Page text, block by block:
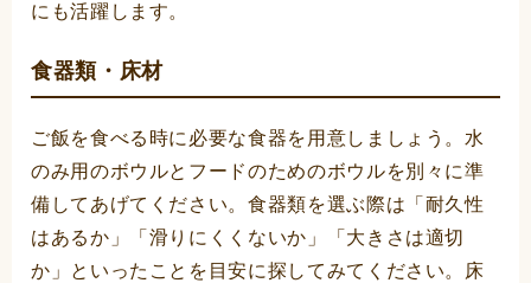
にも活躍します。
食器類・床材
ご飯を食べる時に必要な食器を用意しましょう。水
のみ用のボウルとフードのためのボウルを別々に準
備してあげてください。食器類を選ぶ際は「耐久性
はあるか」「滑りにくくないか」「大きさは適切
か」といったことを目安に探してみてください。床